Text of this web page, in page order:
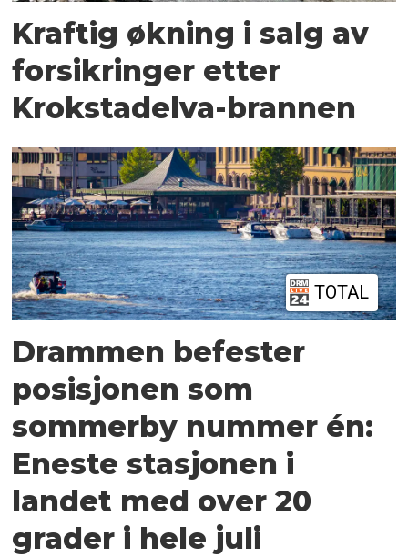
Kraftig økning i salg av
forsikringer etter
Krokstadelva-brannen
TOTAL
Drammen befester
posisjonen som
sommerby nummer én:
Eneste stasjonen i
landet med over 20
grader i hele juli